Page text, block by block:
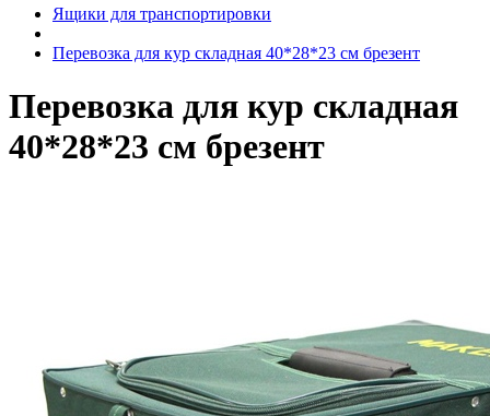
Ящики для транспортировки
Перевозка для кур складная 40*28*23 см брезент
Перевозка для кур складная
40*28*23 см брезент